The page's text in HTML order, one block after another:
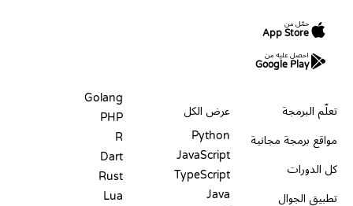
حمّل من
App Store
احصل عليه من
Google Play
تعلّم البرمجة
مواقع برمجة مجانية
كل الدورات
تطبيق الجوال
عرض الكل
Python
JavaScript
TypeScript
Java
Golang
PHP
R
Dart
Rust
Lua